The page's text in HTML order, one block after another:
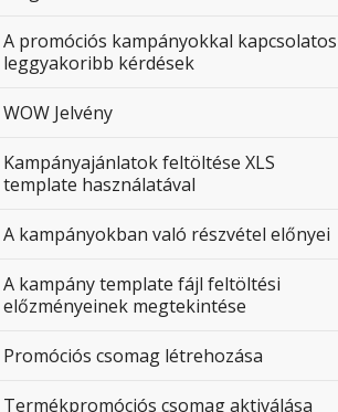
A promóciós kampányokkal kapcsolatos
leggyakoribb kérdések
WOW Jelvény
Kampányajánlatok feltöltése XLS
template használatával
A kampányokban való részvétel előnyei
A kampány template fájl feltöltési
előzményeinek megtekintése
Promóciós csomag létrehozása
Termékpromóciós csomag aktiválása